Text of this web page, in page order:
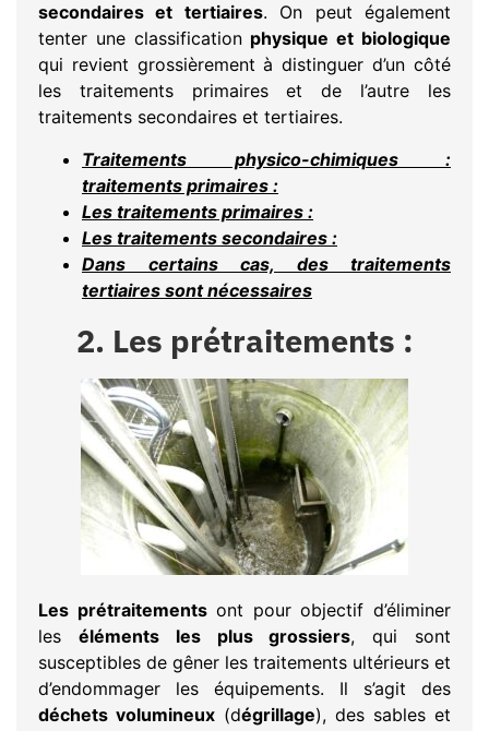
secondaires et tertiaires. On peut également
tenter une classification physique et biologique
qui revient grossièrement à distinguer d’un côté
les traitements primaires et de l’autre les
traitements secondaires et tertiaires.
Traitements physico-chimiques :
traitements primaires :
Les traitements primaires :
Les traitements secondaires :
Dans certains cas, des traitements
tertiaires sont nécessaires
2. Les prétraitements :
Les prétraitementsont pour objectif d’éliminer
les éléments les plus grossiers, qui sont
susceptibles de gêner les traitements ultérieurs et
d’endommager les équipements. Il s’agit des
déchets volumineux (dégrillage), des sables et